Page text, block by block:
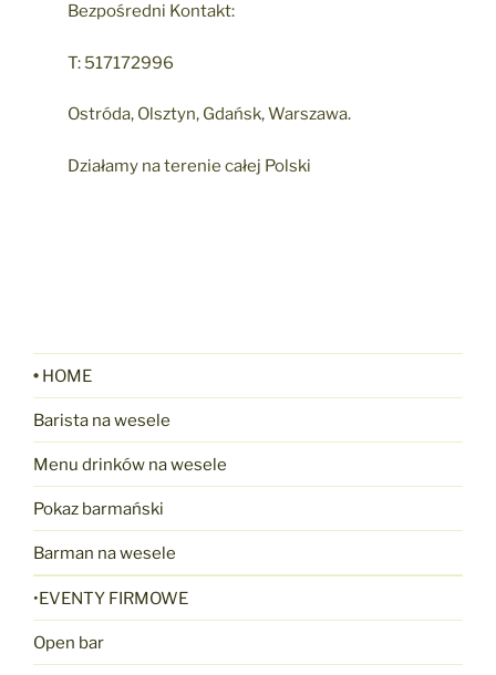
Bezpośredni Kontakt:
T: 517172996
Ostróda, Olsztyn, Gdańsk, Warszawa.
Działamy na terenie całej Polski
• HOME
Barista na wesele
Menu drinków na wesele
Pokaz barmański
Barman na wesele
•EVENTY FIRMOWE
Open bar